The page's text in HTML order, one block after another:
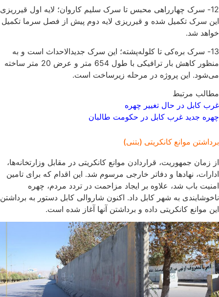
12- سرک‌ چهارراهی محبس تا سرک سلیم کاروان؛ لایه اول قیرریزی
این سرک تکمیل شده و قیرریزی لایه دوم پیش از فصل سرما تکمیل
خواهد شد.
13- سرک بره‌کی تا کلوله‌پشته؛ این سرک جدیدالاحداث است و به
منظور کاهش بار ترافیکی با طول 654 متر و عرض 20 متر ساخته
می‌شود. این پروژه در مرحله زیرساخت است.
مطالب مرتبط
غرب کابل در حال تغییر چهره
چهره جدید غرب کابل در حکومت طالبان
برداشتن موانع کانکریتی (بتنی)
از زمان جمهوریت، قراردادن موانع کانکریتی در مقابل وزارتخانه‌ها،
ادارات، نهادها و دفاتر خارجی مرسوم شد. این اقدام که برای تامین
امنیت باب شد، علاوه بر ایجاد مزاحمت در تردد مردم، چهره
ناخوشایندی به شهر کابل داد. اکنون شاروالی کابل دستور به برداشتن
این موانع کانکریتی داده و برداشتن آنها آغاز شده است.